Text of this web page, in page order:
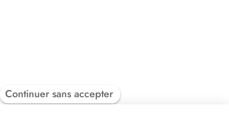
Continuer sans accepter